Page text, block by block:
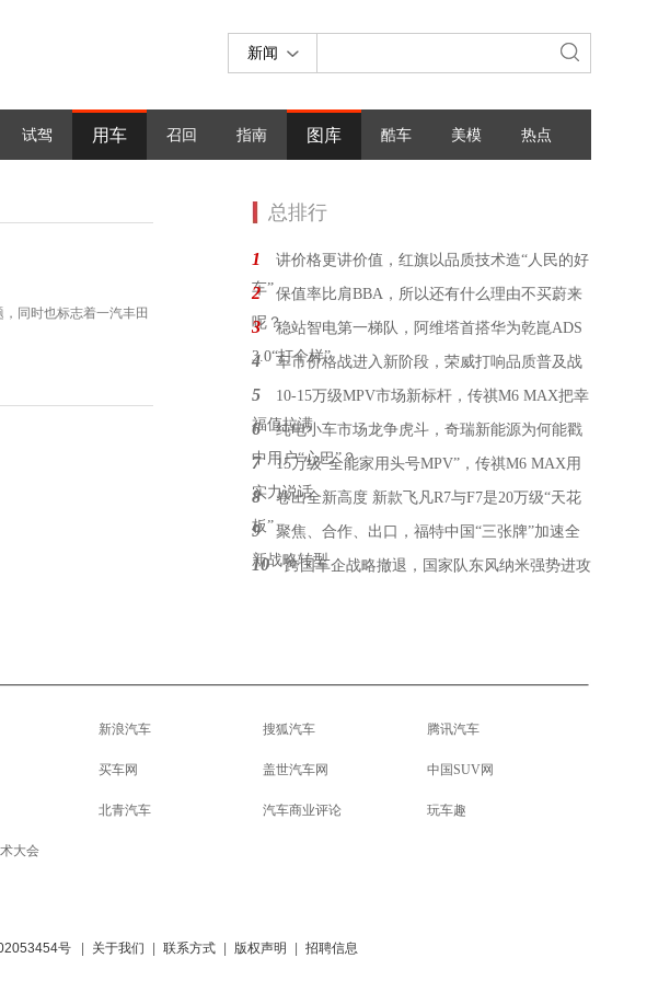
新闻
试驾 用车 召回 指南 图库 酷车 美模 热点
同时也标志着一汽丰田
总排行
1
讲价格更讲价值，红旗以品质技术造“人民的好
车”
2
保值率比肩BBA，所以还有什么理由不买蔚来
呢？
3
稳站智电第一梯队，阿维塔首搭华为乾崑ADS
3.0“打个样”
4 车市价格战进入新阶段，荣威打响品质普及战
5
10-15万级MPV市场新标杆，传祺M6 MAX把幸
福值拉满
6
纯电小车市场龙争虎斗，奇瑞新能源为何能戳
中用户“心巴”？
7
15万级“全能家用头号MPV”，传祺M6 MAX用
实力说话
8
卷出全新高度 新款飞凡R7与F7是20万级“天花
板”
9
聚焦、合作、出口，福特中国“三张牌”加速全
新战略转型
10 跨国车企战略撤退，国家队东风纳米强势进攻
新浪汽车 搜狐汽车 腾讯汽车
买车网 盖世汽车网 中国SUV网
北青汽车 汽车商业评论 玩车趣
大会
号 | 关于我们 | 联系方式 | 版权声明 | 招聘信息